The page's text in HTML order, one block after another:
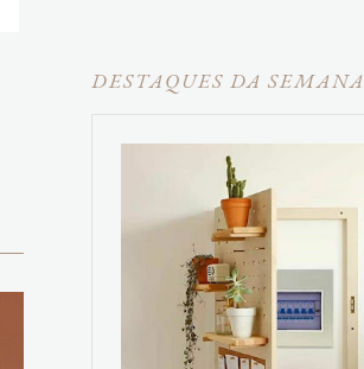
DESTAQUES DA SEMANA